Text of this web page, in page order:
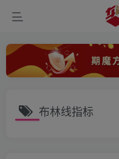
布林线指标